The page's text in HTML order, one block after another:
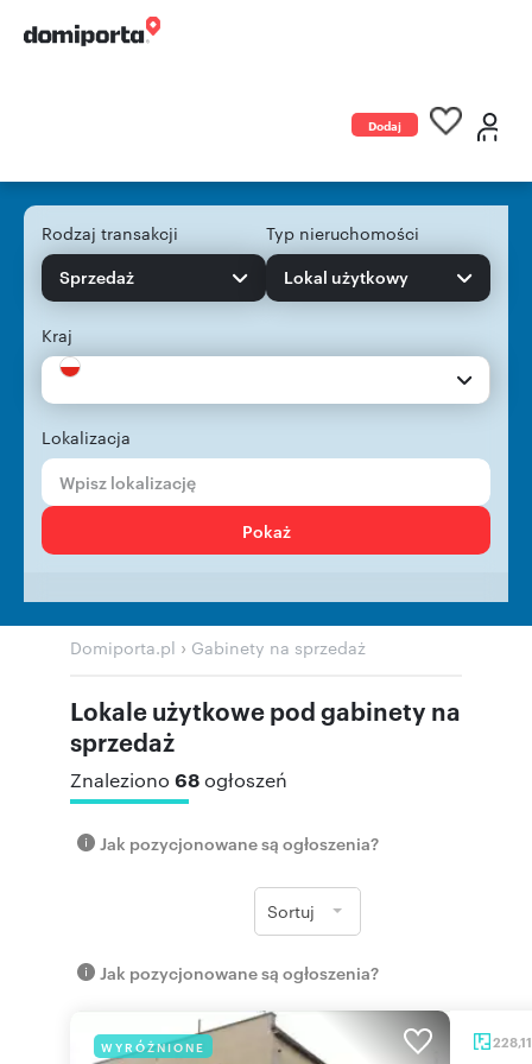
Dodaj
Rodzaj transakcji
Sprzedaż
Typ nieruchomości
Lokal użytkowy
Kraj
Lokalizacja
Pokaż
Domiporta.pl › Gabinety na sprzedaż
Lokale użytkowe pod gabinety na
sprzedaż
Znaleziono 68ogłoszeń
Jak pozycjonowane są ogłoszenia?
Sortuj
Jak pozycjonowane są ogłoszenia?
WYRÓŻNIONE